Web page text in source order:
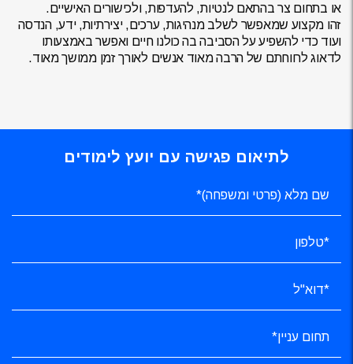
או בתחום צר בהתאם לנטיות, להעדפות, ולכישורים האישיים.
זהו מקצוע שמאפשר לשלב מנהיגות, ערכים, יצירתיות, ידע, הנדסה
ועוד כדי להשפיע על הסביבה בה כולנו חיים ואפשר באמצעותו
לדאוג לרווחתם של הרבה מאוד אנשים לאורך זמן ממושך מאוד.
לתיאום פגישה עם יועץ לימודים